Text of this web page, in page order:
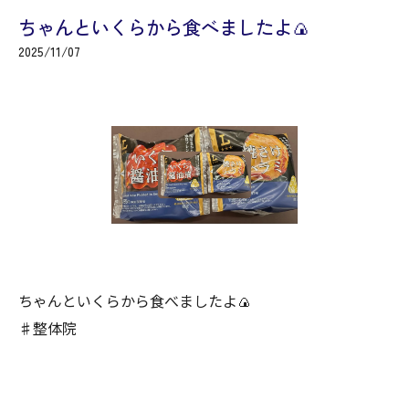
ちゃんといくらから食べましたよ🍙
2025/11/07
ちゃんといくらから食べましたよ🍙
♯整体院